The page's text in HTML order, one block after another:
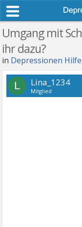
Umgang mit
ihr dazu?
in Depressionen Hilfe
L Lina_1234
Mitglied